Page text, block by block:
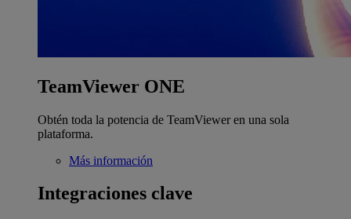
TeamViewer ONE
Obtén toda la potencia de TeamViewer en una sola
plataforma.
Más información
Integraciones clave